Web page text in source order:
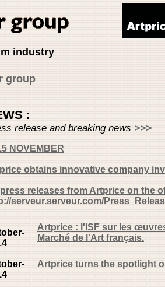
industry
group
:
release and breaking news >>>
NOVEMBER
obtains innovative company
releases from Artprice on the
serveur.serveur.com/
Artprice : l'ISF sur les
Marché de l'Art français.
Artprice turns the spotlight